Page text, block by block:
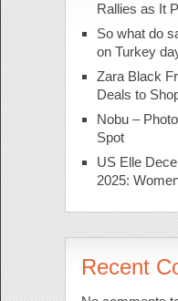
Rallies as It
So what do
on Turkey
Zara Black
Deals to
Nobu –
Spot
US Elle
2025:
Recent